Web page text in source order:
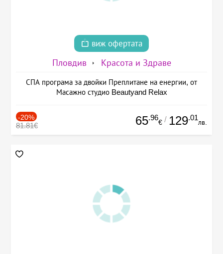
виж офертата
Пловдив Красота и Здраве
СПА програма за двойки Преплитане на енергии, от
Масажно студио Beautyand Relax
-20%
81.81€ 65.96
€ / 129.01
лв.